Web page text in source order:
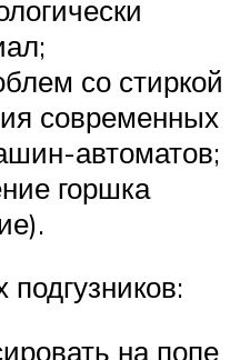
со стиркой
современных
автоматов;
горшка
на попе